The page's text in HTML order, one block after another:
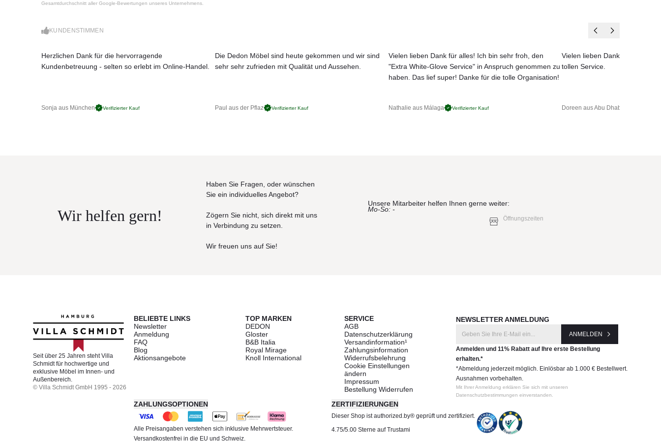
anti-absorbierend sowie schmutzabweisend und UV-beständig
• Hohe Hitze- und Kältebeständigkeit
Maße (B × T × H / SH)
203 × 91 × 103 / 41 cm JETZT MUSTER BESTELLEN
Gesamtdurchschnitt aller Google-Bewertungen unseres Unternehmens.
KUNDENSTIMMEN
Herzlichen Dank für die hervorragende
Kundenbetreuung - selten so erlebt im Online-Handel.
Sonja aus München Verifizierter Kauf
Die Dedon Möbel sind heute gekommen und wir sind
sehr sehr zufrieden mit Qualität und Aussehen.
Paul aus der Pflaz Verifizierter Kauf
Vielen lieben Dank für alles! Ich bin sehr froh, den
"Extra White-Glove Service" in Anspruch genommen zu
haben. Das lief super! Danke für die tolle Organisation!
Nathalie aus Málaga Verifizierter Kauf
Vielen lieben Dank für das
tollen Service.
Doreen aus Abu Dhabi
Wir helfen gern!
Haben Sie Fragen, oder wünschen
Sie ein individuelles Angebot?
Zögern Sie nicht, sich direkt mit uns
in Verbindung zu setzen.
Wir freuen uns auf Sie!
Unsere Mitarbeiter helfen Ihnen gerne weiter:
Mo-So: -
Öffnungszeiten
Seit über 25 Jahren steht Villa
Schmidt für hochwertige und
exklusive Möbel im Innen- und
Außenbereich.
© Villa Schmidt GmbH 1995 - 2026
BELIEBTE LINKS
Newsletter
Anmeldung
FAQ
Blog
Aktionsangebote
TOP MARKEN
DEDON
Gloster
B&B Italia
Royal Mirage
Knoll International
SERVICE
AGB
Datenschutzerklärung
Versandinformation¹
Zahlungsinformation
Widerrufsbelehrung
Cookie Einstellungen
ändern
Impressum
Bestellung Widerrufen
NEWSLETTER ANMELDUNG
ANMELDEN
Anmelden und 11% Rabatt auf Ihre erste Bestellung
erhalten.*
*Abmeldung jederzeit möglich. Einlösbar ab 1.000 € Bestellwert.
Ausnahmen vorbehalten.
Mit Ihrer Anmeldung erklären Sie sich mit unseren
Datenschutzbestimmungen einverstanden.
ZAHLUNGSOPTIONEN
Alle Preisangaben verstehen sich inklusive Mehrwertsteuer.
Versandkostenfrei in die EU und Schweiz.
ZERTIFIZIERUNGEN
Dieser Shop ist authorized.by® geprüft und zertifiziert.
4.75/5.00 Sterne auf Trustami